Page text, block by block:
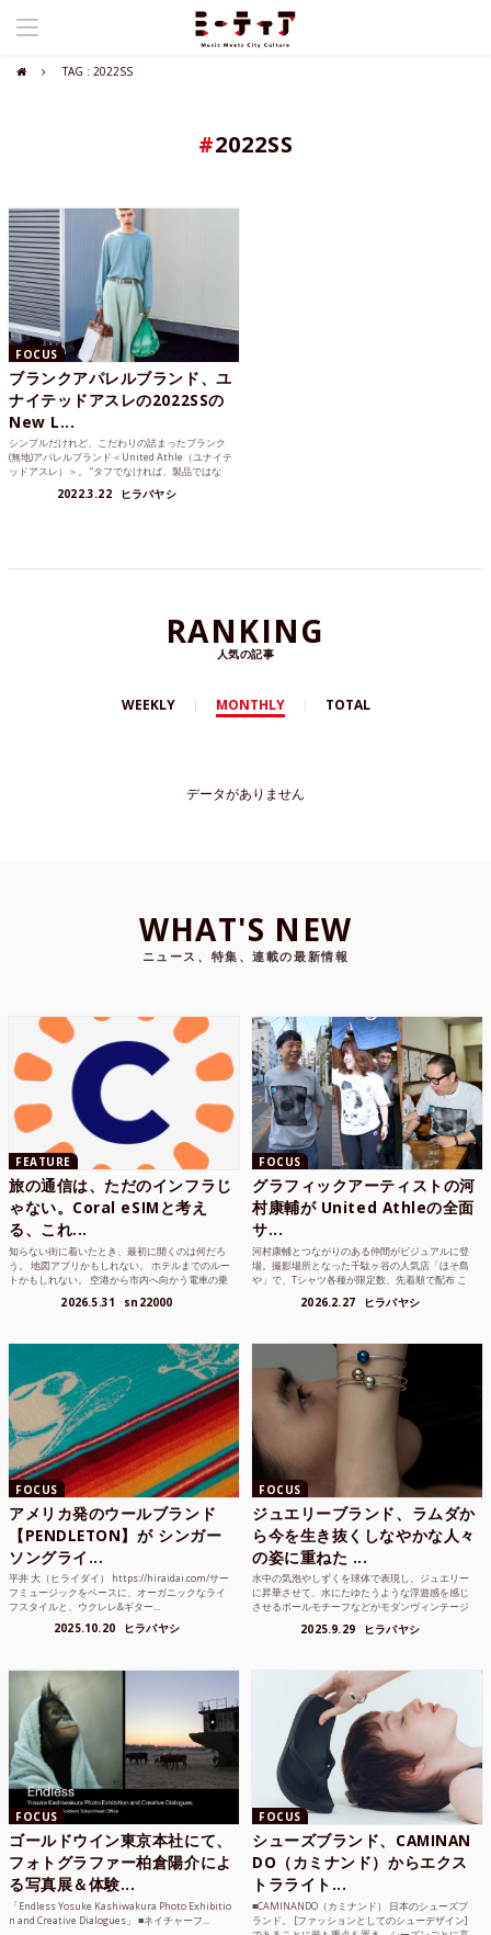
TAG : 2022SS
#2022SS
FOCUS
ブランクアパレルブランド、ユ
ナイテッドアスレの2022SSの
New L...
シンプルだけれど、こだわりの詰まったブランク
(無地)アパレルブランド＜United Athle（ユナイテ
ッドアスレ）＞。 “タフでなければ、製品ではな
2022.3.22 ヒラバヤシ
RANKING
人気の記事
WEEKLY MONTHLY TOTAL
データがありません
WHAT'S NEW
ニュース、特集、連載の最新情報
FEATURE
旅の通信は、ただのインフラじ
ゃない。Coral eSIMと考え
る、これ...
知らない街に着いたとき、最初に開くのは何だろ
う。 地図アプリかもしれない。 ホテルまでのルー
トかもしれない。 空港から市内へ向かう電車の乗
2026.5.31 sn22000
FOCUS
グラフィックアーティストの河
村康輔が United Athleの全面
サ...
河村康輔とつながりのある仲間がビジュアルに登
場。撮影場所となった千駄ヶ谷の人気店「ほそ島
や」で、Tシャツ各種が限定数、先着順で配布 こ
2026.2.27 ヒラバヤシ
FOCUS
アメリカ発のウールブランド
【PENDLETON】が シンガー
ソングライ...
平井 大（ヒライダイ） https://hiraidai.com/サー
フミュージックをベースに、オーガニックなライ
フスタイルと、ウクレレ&ギター...
2025.10.20 ヒラバヤシ
FOCUS
ジュエリーブランド、ラムダか
ら今を生き抜くしなやかな人々
の姿に重ねた ...
水中の気泡やしずくを球体で表現し、ジュエリー
に昇華させて、水にたゆたうような浮遊感を感じ
させるボールモチーフなどがモダンヴィンテージ
2025.9.29 ヒラバヤシ
FOCUS
ゴールドウイン東京本社にて、
フォトグラファー柏倉陽介によ
る写真展＆体験...
「Endless Yosuke Kashiwakura Photo Exhibitio
n and Creative Dialogues」 ■ネイチャーフ...
FOCUS
シューズブランド、CAMINAN
DO（カミナンド）からエクス
トラライト...
■CAMINANDO（カミナンド） 日本のシューズブ
ランド。 [ファッションとしてのシューデザイン]